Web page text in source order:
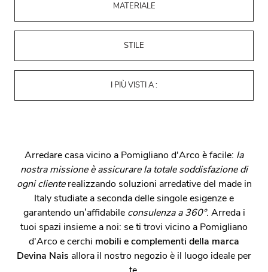
MATERIALE
STILE
I PIÙ VISTI A :
Arredare casa vicino a Pomigliano d'Arco è facile: la
nostra missione è assicurare la totale soddisfazione di
ogni clienterealizzando soluzioni arredative del made in
Italy studiate a seconda delle singole esigenze e
garantendo un’affidabile consulenza a 360°. Arreda i
tuoi spazi insieme a noi: se ti trovi vicino a Pomigliano
d'Arco e cerchi mobili e complementi della marca
Devina Nais allora il nostro negozio è il luogo ideale per